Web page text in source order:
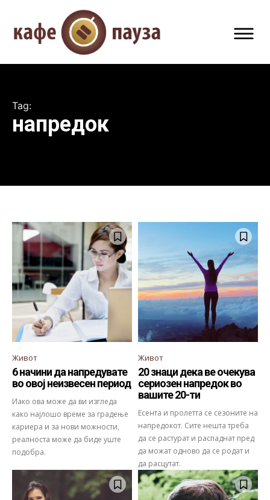
Tag:
напредок
Живот
6 начини да напредувате
во овој неизвесен период
Иако ова може да ви изгледа
како најлошо време за градење
кариера и за нови можности,
реалноста може да биде уште
подобра.
Живот
20 знаци дека ве очекува
сериозен напредок во
вашите 20-ти
Есента и пролетта се сезоните на
напредокот. Сите нешта треба
да се растурат и распаднат пред
да можат одново да се родат и
да расцутат.